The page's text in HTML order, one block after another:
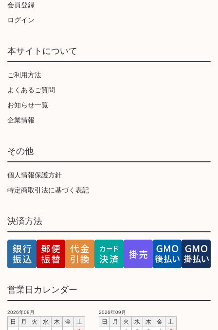
会員登録
ログイン
本サイトについて
ご利用方法
よくあるご質問
お知らせ一覧
企業情報
その他
個人情報保護方針
特定商取引法に基づく表記
決済方法
営業日カレンダー
2026年08月
日 月 火 水 木 金
土
2026年09月
日 月 火 水 木 金
土